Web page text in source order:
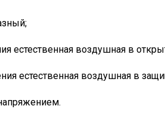
естественная воздушная в
естественная воздушная в